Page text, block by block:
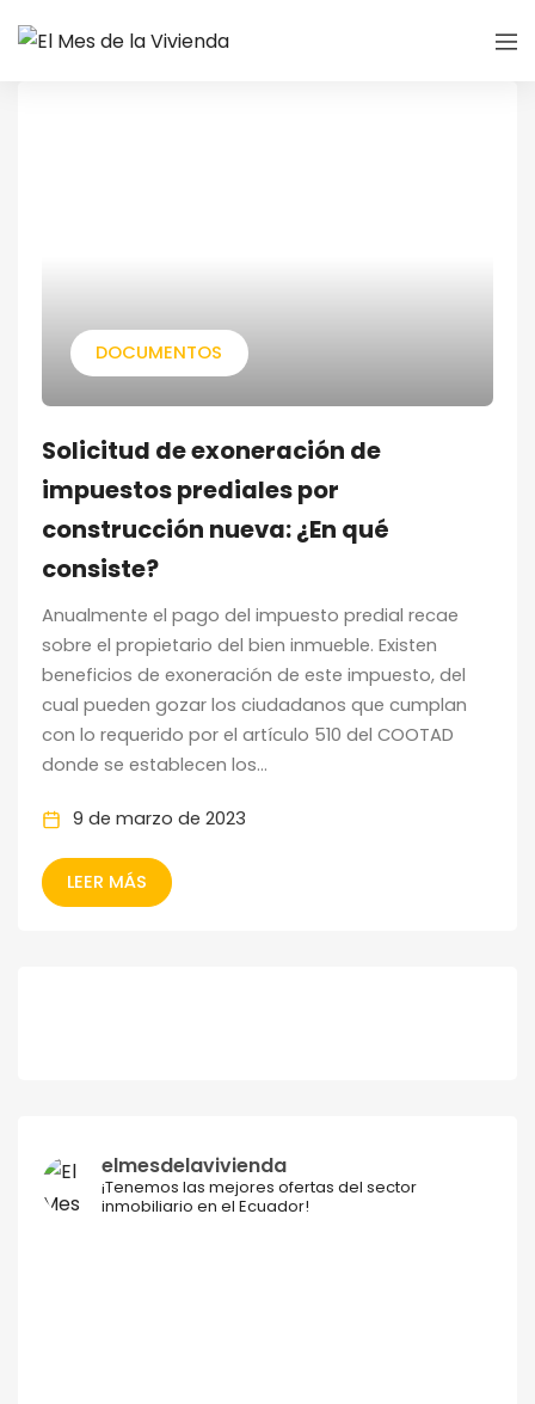
DOCUMENTOS
Solicitud de exoneración de
impuestos prediales por
construcción nueva: ¿En qué
consiste?
Anualmente el pago del impuesto predial recae
sobre el propietario del bien inmueble. Existen
beneficios de exoneración de este impuesto, del
cual pueden gozar los ciudadanos que cumplan
con lo requerido por el artículo 510 del COOTAD
donde se establecen los...
9 de marzo de 2023
LEER MÁS
elmesdelavivienda
¡Tenemos las mejores ofertas del sector
inmobiliario en el Ecuador!